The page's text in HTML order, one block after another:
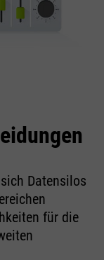
Datensilos
für die